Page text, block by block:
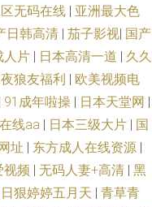
无码在线 | 亚洲最大色
日韩高清 | 茄子影视| 国产
人片 | 日本高清一道 | 久久
狼友福利 | 欧美视频电
91成年啦操 | 日本天堂网 |
线aa | 日本三级大片 | 国
址 | 东方成人在线资源 |
视频 | 无码人妻+高清 | 黑
狠婷婷五月天 | 青草青